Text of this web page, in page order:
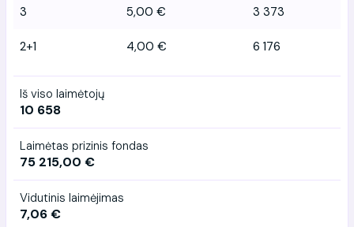
3 5,00 € 3 373
2+1 4,00 € 6 176
Iš viso laimėtojų
10 658
Laimėtas prizinis fondas
75 215,00 €
Vidutinis laimėjimas
7,06 €